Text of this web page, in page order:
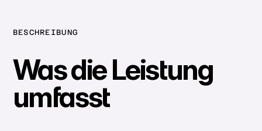
BESCHREIBUNG
Was die Leistung
umfasst